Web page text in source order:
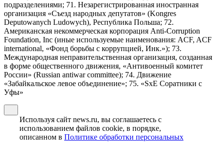
подразделениями; 71. Незарегистрированная иностранная
организация «Съезд народных депутатов» (Kongres
Deputowanych Ludowych), Республика Польша; 72.
Американская некоммерческая корпорация Anti-Corruption
Foundation, Inc (иные используемые наименования: ACF, ACF
international, «Фонд борьбы с коррупцией, Инк.»); 73.
Международная неправительственная организация, созданная
в форме общественного движения, «Антивоенный комитет
России» (Russian antiwar committee); 74. Движение
«Забайкальское левое объединение»; 75. «SxE Соратники с
Уфы»
Используя сайт news.ru, вы соглашаетесь с
использованием файлов cookie, в порядке,
описанном в Политике обработки персональных